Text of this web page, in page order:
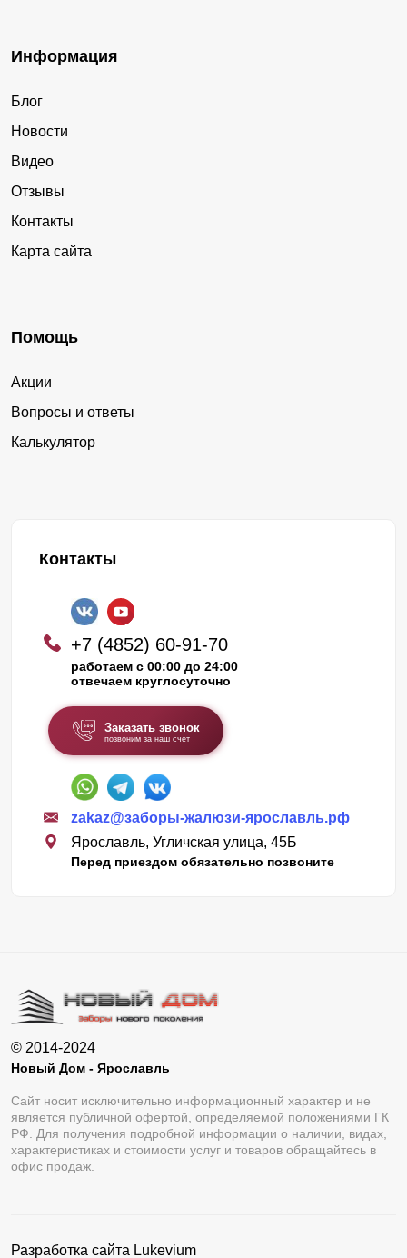
Информация
Блог
Новости
Видео
Отзывы
Контакты
Карта сайта
Помощь
Акции
Вопросы и ответы
Калькулятор
Контакты
+7 (4852) 60-91-70
работаем с 00:00 до 24:00
отвечаем круглосуточно
Заказать звонок
позвоним за наш счет
zakaz@заборы-жалюзи-ярославль.рф
Ярославль, Угличская улица, 45Б
Перед приездом обязательно позвоните
© 2014-2024
Новый Дом - Ярославль
Сайт носит исключительно информационный характер и не
является публичной офертой, определяемой положениями ГК
РФ. Для получения подробной информации о наличии, видах,
характеристиках и стоимости услуг и товаров обращайтесь в
офис продаж.
Разработка сайта Lukevium